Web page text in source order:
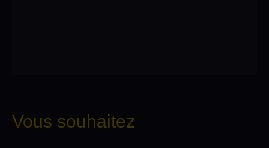
Vous souhaitez